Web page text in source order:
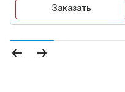
Заказать